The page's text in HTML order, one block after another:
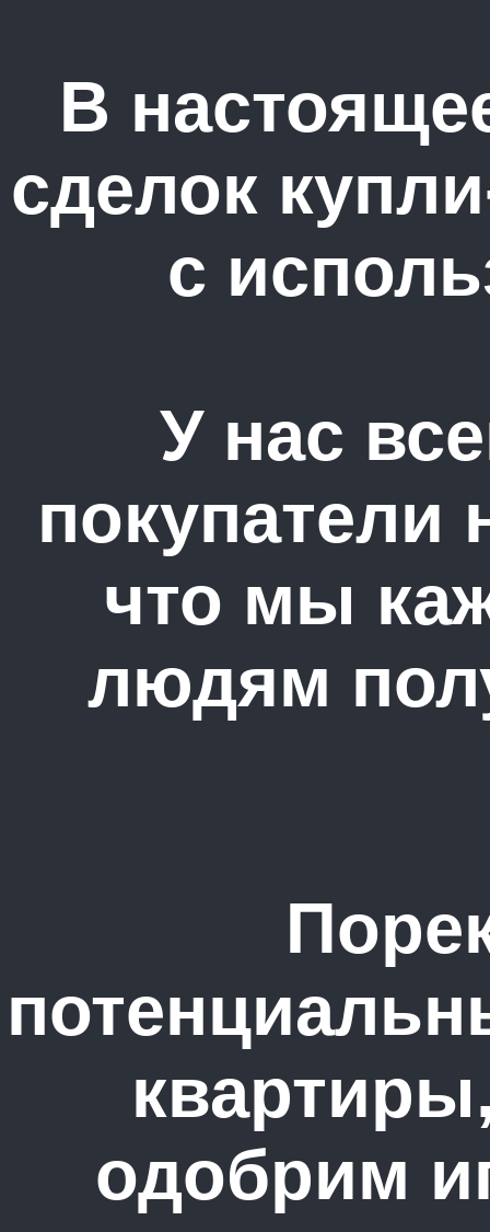
В
сделок
с
У нас
покупатели
что мы
людям
одобрим